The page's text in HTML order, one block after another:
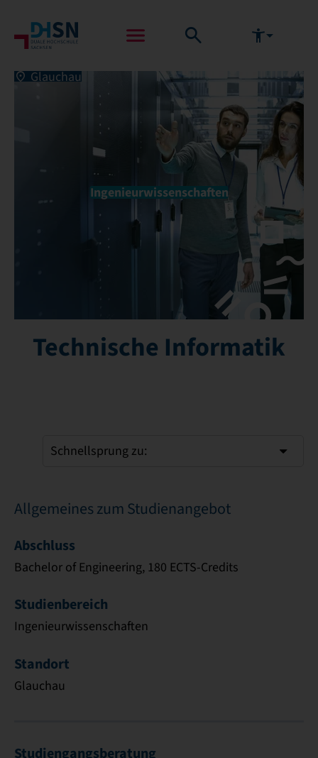
Glauchau
Ingenieurwissenschaften
Technische Informatik
Schnellsprung zu:
Allgemeines zum Studienangebot
Abschluss
Bachelor of Engineering, 180 ECTS-Credits
Studienbereich
Ingenieurwissenschaften
Standort
Glauchau
Studiengangsberatung